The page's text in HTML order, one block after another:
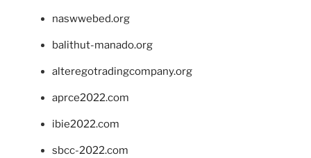
naswwebed.org
balithut-manado.org
alteregotradingcompany.org
aprce2022.com
ibie2022.com
sbcc-2022.com